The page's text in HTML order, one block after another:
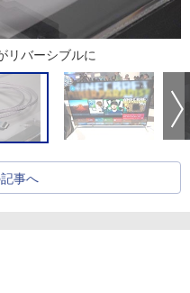
リバーシブルに
事へ